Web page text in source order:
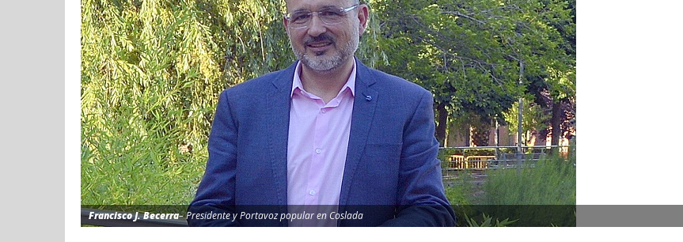
Francisco J. Becerra– Presidente y Portavoz popular en Coslada